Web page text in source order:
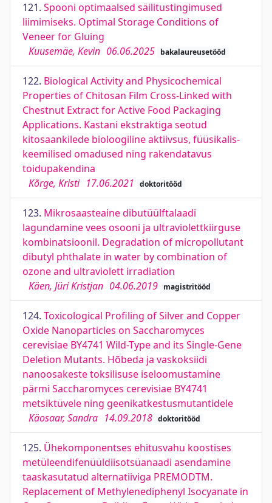
121. Spooni optimaalsed säilitustingimused
liimimiseks. Optimal Storage Conditions of
Veneer for Gluing
Kuusemäe, Kevin 06.06.2025 bakalaureusetööd
122. Biological Activity and Physicochemical
Properties of Chitosan Film Cross-Linked with
Chestnut Extract for Active Food Packaging
Applications. Kastani ekstraktiga seotud
kitosaankilede bioloogiline aktiivsus, füüsikalis-
keemilised omadused ning rakendatavus
toidupakendina
Kõrge, Kristi 17.06.2021 doktoritööd
123. Mikrosaasteaine dibutüülftalaadi
lagundamine vees osooni ja ultraviolettkiirguse
kombinatsioonil. Degradation of micropollutant
dibutyl phthalate in water by combination of
ozone and ultraviolett irradiation
Käen, Jüri Kristjan 04.06.2019 magistritööd
124. Toxicological Profiling of Silver and Copper
Oxide Nanoparticles on Saccharomyces
cerevisiae BY4741 Wild-Type and its Single-Gene
Deletion Mutants. Hõbeda ja vaskoksiidi
nanoosakeste toksilisuse iseloomustamine
pärmi Saccharomyces cerevisiae BY4741
metsiktüvele ning geenikatkestusmutantidele
Käosaar, Sandra 14.09.2018 doktoritööd
125. Ühekomponentses ehitusvahu koostises
metüleendifenüüldiisotsüanaadi asendamine
taaskasutatud alternatiiviga PREMODTM.
Replacement of Methylenediphenyl Isocyanate in